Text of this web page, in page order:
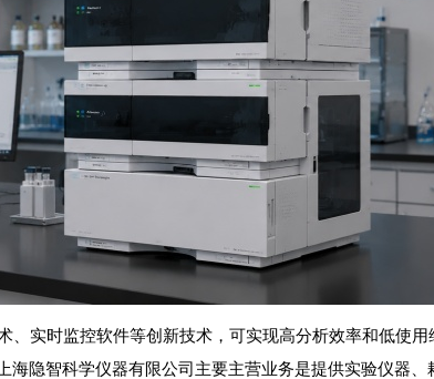
实时监控软件等创新技术，可实现高分析效率和低使
隐智科学仪器有限公司主要主营业务是提供实验仪器